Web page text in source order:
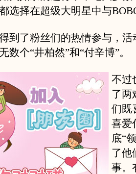
选择在超级大明星中与
了粉丝们的热情参与，活
数个“井柏然”和“付辛博”。
不过
了两
们既
喜爱
底“
了他
事。